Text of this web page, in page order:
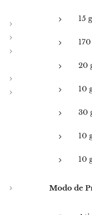
15
20
10
30
10
10
Modo de